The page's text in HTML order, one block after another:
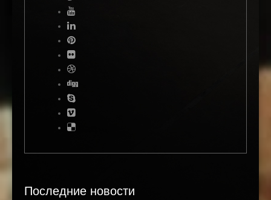
Последние новости